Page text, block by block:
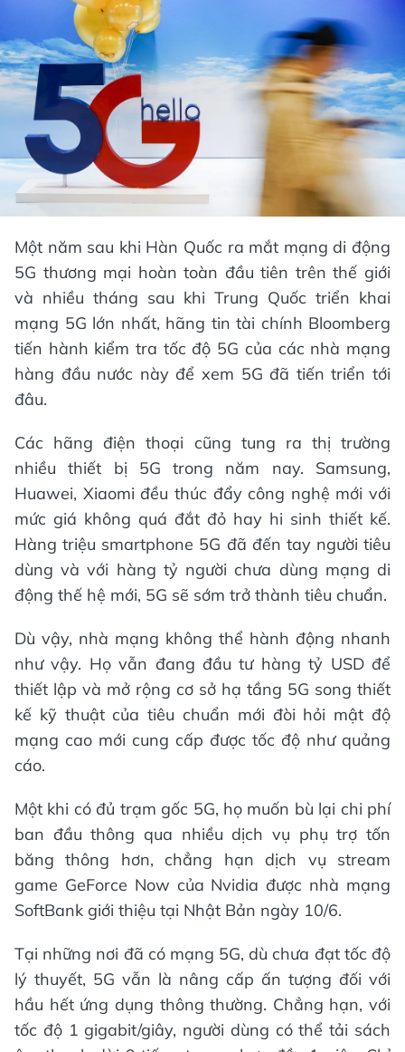
Một năm sau khi Hàn Quốc ra mắt mạng di động
5G thương mại hoàn toàn đầu tiên trên thế giới
và nhiều tháng sau khi Trung Quốc triển khai
mạng 5G lớn nhất, hãng tin tài chính Bloomberg
tiến hành kiểm tra tốc độ 5G của các nhà mạng
hàng đầu nước này để xem 5G đã tiến triển tới
đâu.
Các hãng điện thoại cũng tung ra thị trường
nhiều thiết bị 5G trong năm nay. Samsung,
Huawei, Xiaomi đều thúc đẩy công nghệ mới với
mức giá không quá đắt đỏ hay hi sinh thiết kế.
Hàng triệu smartphone 5G đã đến tay người tiêu
dùng và với hàng tỷ người chưa dùng mạng di
động thế hệ mới, 5G sẽ sớm trở thành tiêu chuẩn.
Dù vậy, nhà mạng không thể hành động nhanh
như vậy. Họ vẫn đang đầu tư hàng tỷ USD để
thiết lập và mở rộng cơ sở hạ tầng 5G song thiết
kế kỹ thuật của tiêu chuẩn mới đòi hỏi mật độ
mạng cao mới cung cấp được tốc độ như quảng
cáo.
Một khi có đủ trạm gốc 5G, họ muốn bù lại chi phí
ban đầu thông qua nhiều dịch vụ phụ trợ tốn
băng thông hơn, chẳng hạn dịch vụ stream
game GeForce Now của Nvidia được nhà mạng
SoftBank giới thiệu tại Nhật Bản ngày 10/6.
Tại những nơi đã có mạng 5G, dù chưa đạt tốc độ
lý thuyết, 5G vẫn là nâng cấp ấn tượng đối với
hầu hết ứng dụng thông thường. Chẳng hạn, với
tốc độ 1 gigabit/giây, người dùng có thể tải sách